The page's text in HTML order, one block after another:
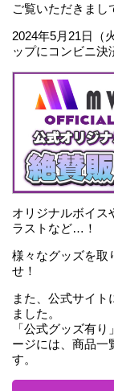
ご覧いただきまし
2024年5月21日（
ップにコンビニ決
オリジナルボイス
ラストなど…！
様々なグッズを取
せ！
また、公式サイト
ました。
「公式グッズ有
ージには、商品一
す。